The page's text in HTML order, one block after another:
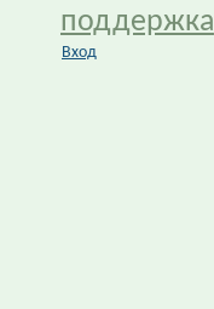
поддержка
Вход